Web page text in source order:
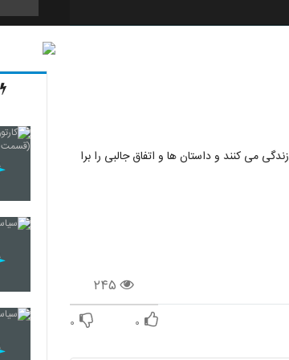
246
کنند و داستان ها و اتفاق جالبی را برا
۲۴۵
۰ ۰